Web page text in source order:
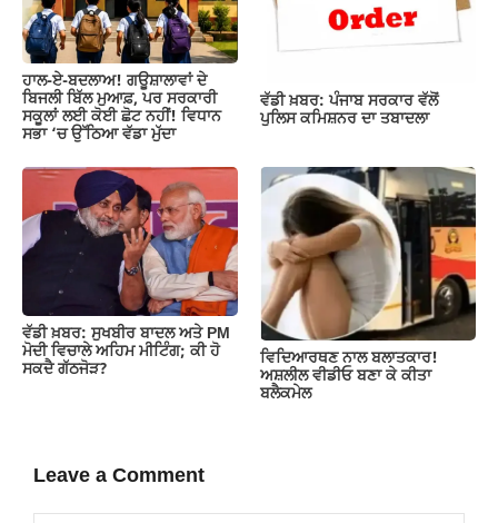
ਹਾਲ-ਏ-ਬਦਲਾਅ! ਗਊਸ਼ਾਲਾਵਾਂ ਦੇ
ਬਿਜਲੀ ਬਿੱਲ ਮੁਆਫ਼, ਪਰ ਸਰਕਾਰੀ
ਸਕੂਲਾਂ ਲਈ ਕੋਈ ਛੋਟ ਨਹੀਂ! ਵਿਧਾਨ
ਸਭਾ ‘ਚ ਉੱਠਿਆ ਵੱਡਾ ਮੁੱਦਾ
ਵੱਡੀ ਖ਼ਬਰ: ਪੰਜਾਬ ਸਰਕਾਰ ਵੱਲੋਂ
ਪੁਲਿਸ ਕਮਿਸ਼ਨਰ ਦਾ ਤਬਾਦਲਾ
ਵੱਡੀ ਖ਼ਬਰ: ਸੁਖਬੀਰ ਬਾਦਲ ਅਤੇ PM
ਮੋਦੀ ਵਿਚਾਲੇ ਅਹਿਮ ਮੀਟਿੰਗ; ਕੀ ਹੋ
ਸਕਦੈ ਗੱਠਜੋੜ?
ਵਿਦਿਆਰਥਣ ਨਾਲ ਬਲਾਤਕਾਰ!
ਅਸ਼ਲੀਲ ਵੀਡੀਓ ਬਣਾ ਕੇ ਕੀਤਾ
ਬਲੈਕਮੇਲ
Leave a Comment